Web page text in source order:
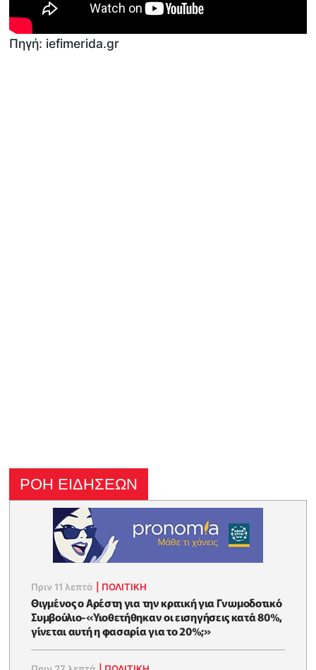
Πηγή: iefimerida.gr
ΡΟΗ ΕΙΔΗΣΕΩΝ
Πριν 11 λεπτά ΠΟΛΙΤΙΚΗ
Θιγμένος ο Αρέστη για την κριτική για Γνωμοδοτικό
Συμβούλιο-«Υιοθετήθηκαν οι εισηγήσεις κατά 80%,
γίνεται αυτή η φασαρία για το 20%;»